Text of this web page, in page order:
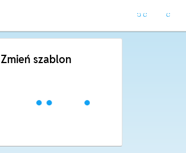
Zmień szablon